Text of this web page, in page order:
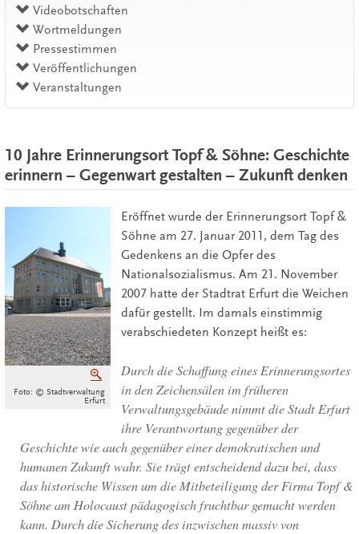
Videobotschaften
Wortmeldungen
Pressestimmen
Veröffentlichungen
Veranstaltungen
10 Jahre Erinnerungsort Topf & Söhne: Geschichte
erinnern – Gegenwart gestalten – Zukunft denken
Vergrößern
Foto: © Stadtverwaltung
Erfurt
Eröffnet wurde der Erinnerungsort Topf &
Söhne am 27. Januar 2011, dem Tag des
Gedenkens an die Opfer des
Nationalsozialismus. Am 21. November
2007 hatte der Stadtrat Erfurt die Weichen
dafür gestellt. Im damals einstimmig
verabschiedeten Konzept heißt es:
Durch die Schaffung eines Erinnerungsortes
in den Zeichensälen im früheren
Verwaltungsgebäude nimmt die Stadt Erfurt
ihre Verantwortung gegenüber der
Geschichte wie auch gegenüber einer demokratischen und
humanen Zukunft wahr. Sie trägt entscheidend dazu bei, dass
das historische Wissen um die Mitbeteiligung der Firma Topf &
Söhne am Holocaust pädagogisch fruchtbar gemacht werden
kann. Durch die Sicherung des inzwischen massiv von